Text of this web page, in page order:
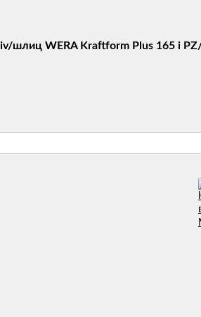
шлиц WERA Kraftform Plus 165 i